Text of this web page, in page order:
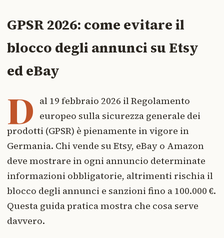
GPSR 2026: come evitare il
blocco degli annunci su Etsy
ed eBay
D al 19 febbraio 2026 il Regolamento
europeo sulla sicurezza generale dei
prodotti (GPSR) è pienamente in vigore in
Germania. Chi vende su Etsy, eBay o Amazon
deve mostrare in ogni annuncio determinate
informazioni obbligatorie, altrimenti rischia il
blocco degli annunci e sanzioni fino a 100.000 €.
Questa guida pratica mostra che cosa serve
davvero.